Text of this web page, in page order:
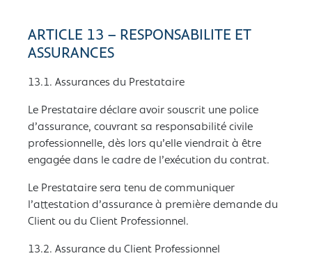
ARTICLE 13 – RESPONSABILITE ET
ASSURANCES
13.1. Assurances du Prestataire
Le Prestataire déclare avoir souscrit une police
d’assurance, couvrant sa responsabilité civile
professionnelle, dès lors qu’elle viendrait à être
engagée dans le cadre de l’exécution du contrat.
Le Prestataire sera tenu de communiquer
l’attestation d’assurance à première demande du
Client ou du Client Professionnel.
13.2. Assurance du Client Professionnel